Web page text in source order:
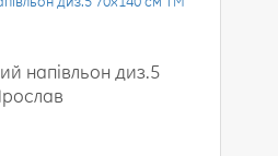
напівльон диз.5